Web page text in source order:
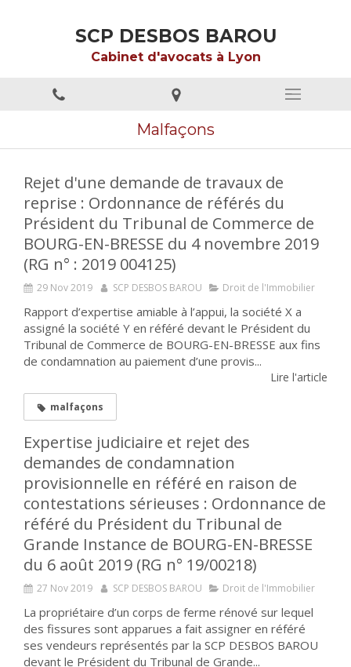
SCP DESBOS BAROU
Cabinet d'avocats à Lyon
Malfaçons
Rejet d'une demande de travaux de
reprise : Ordonnance de référés du
Président du Tribunal de Commerce de
BOURG-EN-BRESSE du 4 novembre 2019
(RG n° : 2019 004125)
29 Nov 2019 SCP DESBOS BAROU Droit de l'Immobilier
Rapport d’expertise amiable à l’appui, la société X a
assigné la société Y en référé devant le Président du
Tribunal de Commerce de BOURG-EN-BRESSE aux fins
de condamnation au paiement d’une provis...
Lire l'article
malfaçons
Expertise judiciaire et rejet des
demandes de condamnation
provisionnelle en référé en raison de
contestations sérieuses : Ordonnance de
référé du Président du Tribunal de
Grande Instance de BOURG-EN-BRESSE
du 6 août 2019 (RG n° 19/00218)
27 Nov 2019 SCP DESBOS BAROU Droit de l'Immobilier
La propriétaire d’un corps de ferme rénové sur lequel
des fissures sont apparues a fait assigner en référé
ses vendeurs représentés par la SCP DESBOS BAROU
devant le Président du Tribunal de Grande...